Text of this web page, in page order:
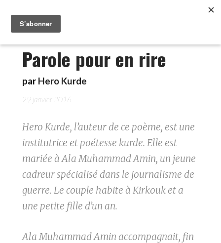
Parole pour en rire
par Hero Kurde
29 janvier 2016
Hero Kurde, l’auteur de ce poème, est une
institutrice et poétesse kurde. Elle est
mariée à Ala Muhammad Amin, un jeune
cadreur spécialisé dans le journalisme de
guerre. Le couple habite à Kirkouk et a
une petite fille d’un an.
Ala Muhammad Amin accompagnait, fin